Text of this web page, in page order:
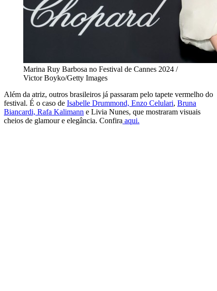
Marina Ruy Barbosa no Festival de Cannes 2024 /
Victor Boyko/Getty Images
Além da atriz, outros brasileiros já passaram pelo tapete vermelho do
festival. É o caso de Isabelle Drummond, Enzo Celulari, Bruna
Biancardi, Rafa Kalimann e Livia Nunes, que mostraram visuais
cheios de glamour e elegância. Confira aqui.